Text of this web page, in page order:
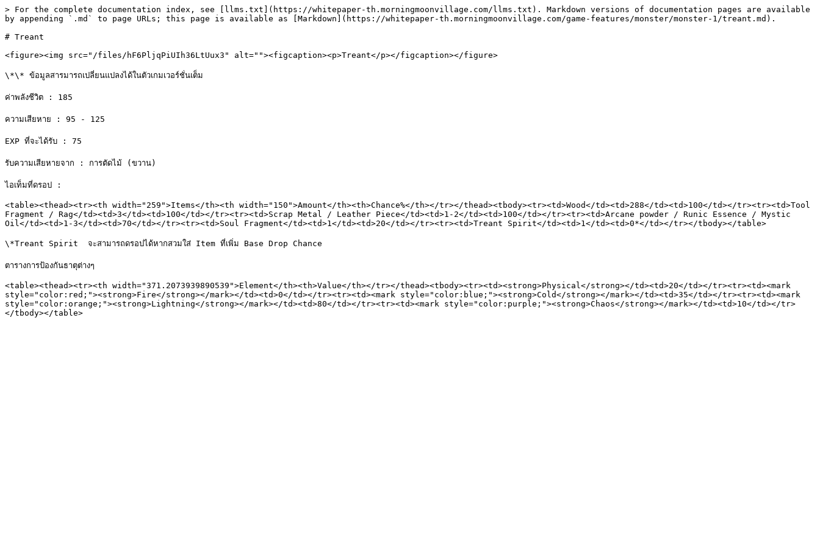
> For the complete documentation index, see [llms.txt](https://whitepaper-th.morningmoonvillage.com/llms.txt). Markdown versions of documentation pages are available
by appending `.md` to page URLs; this page is available as [Markdown](https://whitepaper-th.morningmoonvillage.com/game-features/monster/monster-1/treant.md).
# Treant
<figure><img src="/files/hF6PljqPiUIh36LtUux3" alt=""><figcaption><p>Treant</p></figcaption></figure>
\*\* ข้อมูลสารมารถเปลี่ยนแปลงได้ในตัวเกมเวอร์ชั่นเต็ม
ค่าพลังชีวิต : 185
ความเสียหาย : 95 - 125
EXP ที่จะได้รับ : 75
รับความเสียหายจาก : การตัดไม้ (ขวาน)
ไอเท็มที่ดรอป :
<table><thead><tr><th width="259">Items</th><th width="150">Amount</th><th>Chance%</th></tr></thead><tbody><tr><td>Wood</td><td>288</td><td>100</td></tr><tr><td>Tool
Fragment / Rag</td><td>3</td><td>100</td></tr><tr><td>Scrap Metal / Leather Piece</td><td>1-2</td><td>100</td></tr><tr><td>Arcane powder / Runic Essence / Mystic
Oil</td><td>1-3</td><td>70</td></tr><tr><td>Soul Fragment</td><td>1</td><td>20</td></tr><tr><td>Treant Spirit</td><td>1</td><td>0*</td></tr></tbody></table>
\*Treant Spirit  จะสามารถดรอปได้หากสวมใส่ Item ที่เพิ่ม Base Drop Chance
ตารางการป้องกันธาตุต่างๆ
<table><thead><tr><th width="371.2073939890539">Element</th><th>Value</th></tr></thead><tbody><tr><td><strong>Physical</strong></td><td>20</td></tr><tr><td><mark
style="color:red;"><strong>Fire</strong></mark></td><td>0</td></tr><tr><td><mark style="color:blue;"><strong>Cold</strong></mark></td><td>35</td></tr><tr><td><mark
style="color:orange;"><strong>Lightning</strong></mark></td><td>80</td></tr><tr><td><mark style="color:purple;"><strong>Chaos</strong></mark></td><td>10</td></tr>